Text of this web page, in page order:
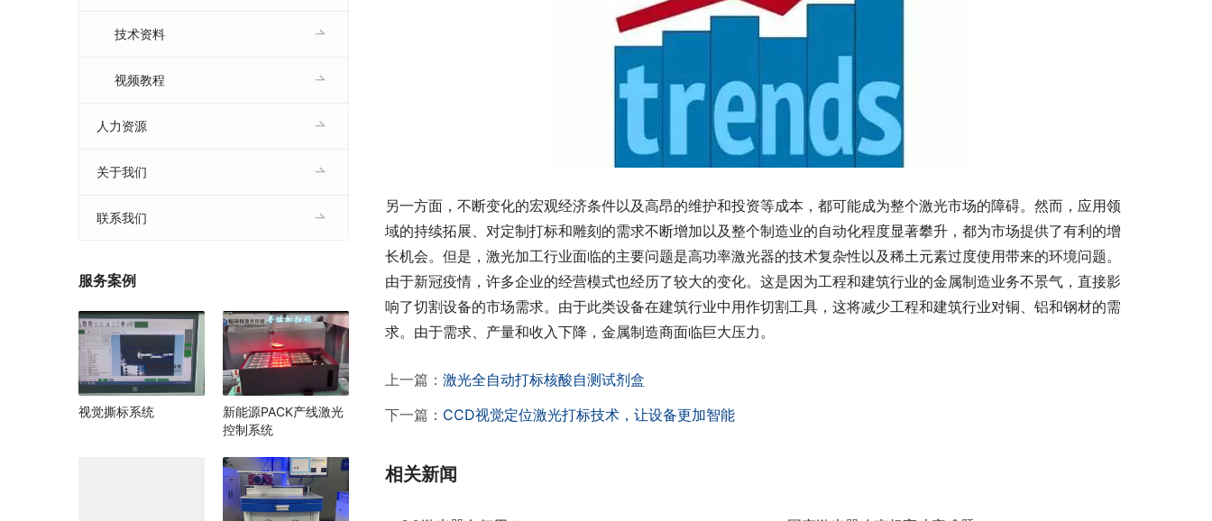
另一方面，不断变化的宏观经济条件以及高昂的维护和投资等成本，都可能成为整个激光市场的障碍。然而，应用领
域的持续拓展、对定制打标和雕刻的需求不断增加以及整个制造业的自动化程度显著攀升，都为市场提供了有利的增
长机会。但是，激光加工行业面临的主要问题是高功率激光器的技术复杂性以及稀土元素过度使用带来的环境问题。
由于新冠疫情，许多企业的经营模式也经历了较大的变化。这是因为工程和建筑行业的金属制造业务不景气，直接影
响了切割设备的市场需求。由于此类设备在建筑行业中用作切割工具，这将减少工程和建筑行业对铜、铝和钢材的需
求。由于需求、产量和收入下降，金属制造商面临巨大压力。
上一篇： 激光全自动打标核酸自测试剂盒
下一篇： CCD视觉定位激光打标技术，让设备更加智能
相关新闻
技术资料
视频教程
人力资源
关于我们
联系我们
服务案例
视觉撕标系统
新能源PACK产线激光
控制系统